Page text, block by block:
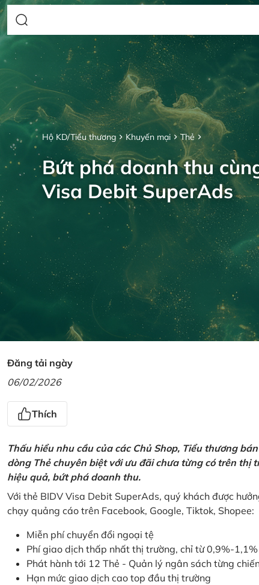
Hộ KD/Tiểu thương Khuyến mại Thẻ
Bứt phá doanh thu
Visa Debit SuperAds
Đăng tải ngày
06/02/2026
Thích
Thấu hiểu nhu cầu của các Chủ Shop, Tiểu thương
dòng Thẻ chuyên biệt với ưu đãi chưa từng có trên
hiệu quả, bứt phá doanh thu.
Với thẻ BIDV Visa Debit SuperAds, quý khách được
chạy quảng cáo trên Facebook, Google, Tiktok, Shopee:
Miễn phí chuyển đổi ngoại tệ
Phí giao dịch thấp nhất thị trường, chỉ từ 0,9%-1,1%
Phát hành tới 12 Thẻ - Quản lý ngân sách từng
Hạn mức giao dịch cao top đầu thị trường